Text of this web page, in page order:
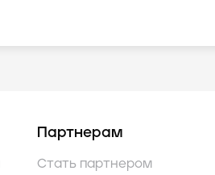
Партнерам
Стать партнером